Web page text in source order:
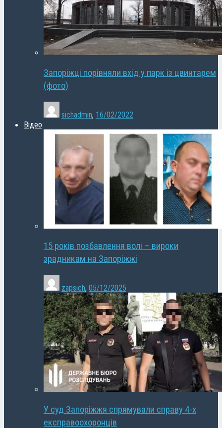
Запоріжці порівняли вхід у парк із цвинтарем
(фото)
sichadmin, 16/02/2022
Відео
15 років позбавлення волі – вироки
зрадникам на Запоріжжі
zapsich, 05/12/2025
У суд Запоріжжя спрямували справу 4-х
експравоохоронців